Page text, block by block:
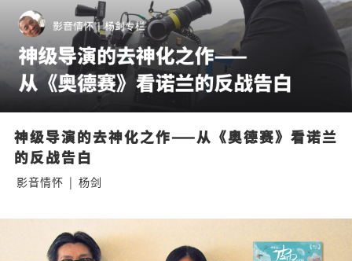
神级导演的去神化之作——从《奥德赛》看诺兰
的反战告白
影音情怀 | 杨剑